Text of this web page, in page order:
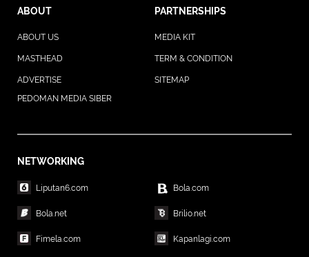
ABOUT PARTNERSHIPS
ABOUT US MEDIA KIT
MASTHEAD TERM & CONDITION
ADVERTISE
SITEMAP
PEDOMAN MEDIA SIBER
NETWORKING
Liputan6.com Bola.com
Bola.net Brilio.net
Fimela.com Kapanlagi.com